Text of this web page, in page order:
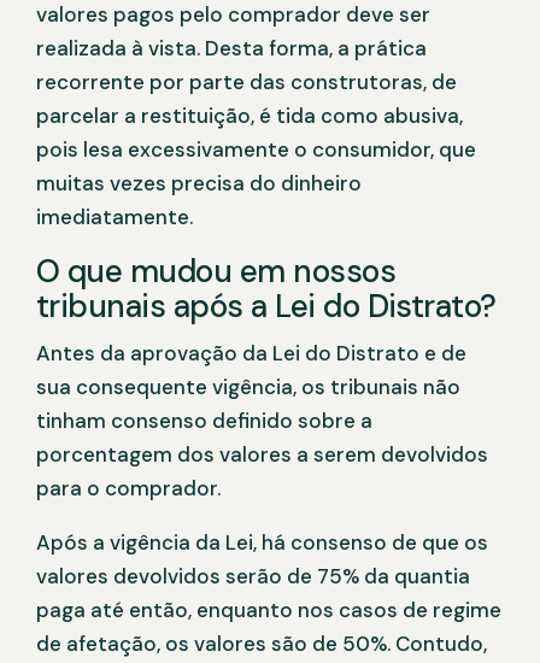
valores pagos pelo comprador deve ser
realizada à vista. Desta forma, a prática
recorrente por parte das construtoras, de
parcelar a restituição, é tida como abusiva,
pois lesa excessivamente o consumidor, que
muitas vezes precisa do dinheiro
imediatamente.
O que mudou em nossos
tribunais após a Lei do Distrato?
Antes da aprovação da Lei do Distrato e de
sua consequente vigência, os tribunais não
tinham consenso definido sobre a
porcentagem dos valores a serem devolvidos
para o comprador.
Após a vigência da Lei, há consenso de que os
valores devolvidos serão de 75% da quantia
paga até então, enquanto nos casos de regime
de afetação, os valores são de 50%. Contudo,